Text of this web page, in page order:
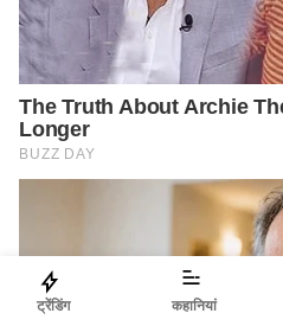
ट्रेंडिंग कहानियां